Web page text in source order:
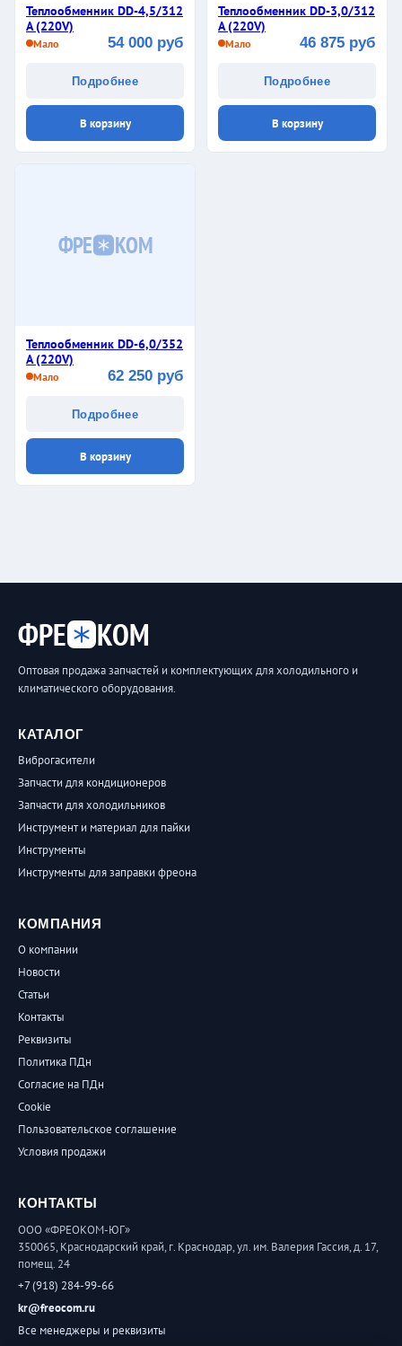
Теплообменник DD-4,5/312
A (220V)
Мало 54 000 руб
Подробнее
В корзину
Теплообменник DD-3,0/312
A (220V)
Мало 46 875 руб
Подробнее
В корзину
ФРЕ КОМ
Теплообменник DD-6,0/352
A (220V)
Мало 62 250 руб
Подробнее
В корзину
ФРЕ КОМ
Оптовая продажа запчастей и комплектующих для холодильного и
климатического оборудования.
КАТАЛОГ
Виброгасители
Запчасти для кондиционеров
Запчасти для холодильников
Инструмент и материал для пайки
Инструменты
Инструменты для заправки фреона
КОМПАНИЯ
О компании
Новости
Статьи
Контакты
Реквизиты
Политика ПДн
Согласие на ПДн
Cookie
Пользовательское соглашение
Условия продажи
КОНТАКТЫ
ООО «ФРЕОКОМ-ЮГ»
350065, Краснодарский край, г. Краснодар, ул. им. Валерия Гассия, д. 17,
помещ. 24
+7 (918) 284-99-66
kr@freocom.ru
Все менеджеры и реквизиты